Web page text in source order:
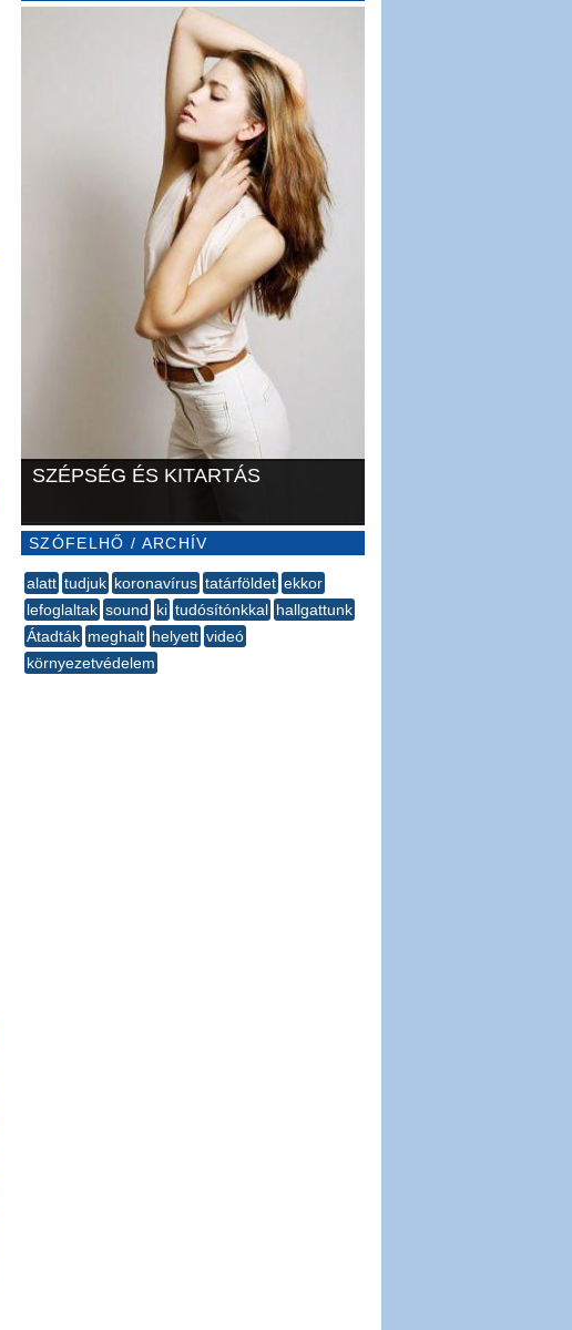
SZÉPSÉG ÉS KITARTÁS
SZÓFELHŐ / ARCHÍV
alatt tudjuk koronavírus tatárföldet ekkor
lefoglaltak sound ki tudósítónkkal hallgattunk
Átadták meghalt helyett videó
környezetvédelem